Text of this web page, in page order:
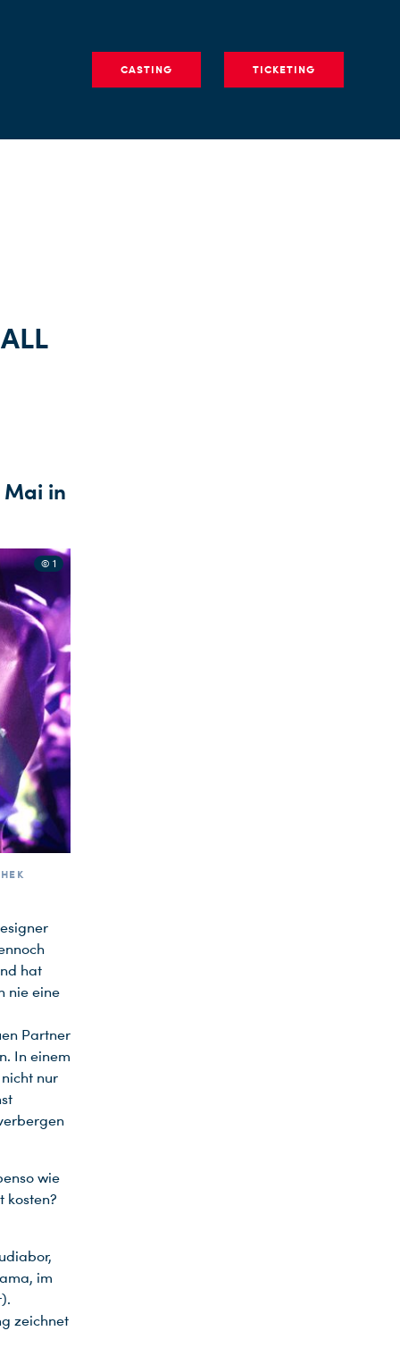
CASTING TICKETING
in
© 1
hat
nie eine
Partner
In einem
nur
wie
kosten?
im
zeichnet